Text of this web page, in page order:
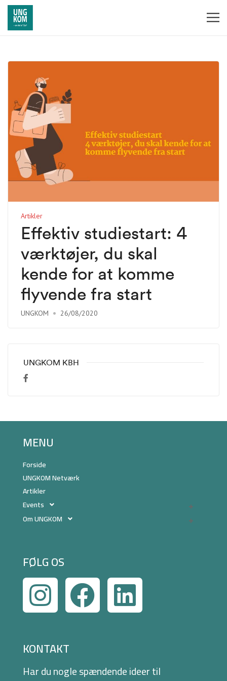
Artikler
Effektiv studiestart: 4
værktøjer, du skal
kende for at komme
flyvende fra start
UNGKOM 26/08/2020
UNGKOM KBH
MENU
Forside
UNGKOM Netværk
Artikler
Events
Om UNGKOM
FØLG OS
KONTAKT
Har du nogle spændende ideer til